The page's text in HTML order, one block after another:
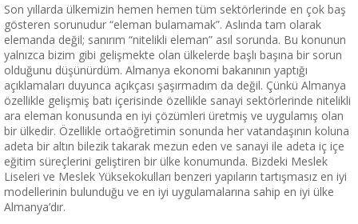
Son yıllarda ülkemizin hemen hemen tüm sektörlerinde en çok baş
gösteren sorunudur “eleman bulamamak”. Aslında tam olarak
elemanda değil; sanırım “nitelikli eleman” asıl sorunda. Bu konunun
yalnızca bizim gibi gelişmekte olan ülkelerde başlı başına bir sorun
olduğunu düşünürdüm. Almanya ekonomi bakanının yaptığı
açıklamaları duyunca açıkçası şaşırmadım da değil. Çünkü Almanya
özellikle gelişmiş batı içerisinde özellikle sanayi sektörlerinde nitelikli
ara eleman konusunda en iyi çözümleri üretmiş ve uygulamış olan
bir ülkedir. Özellikle ortaöğretimin sonunda her vatandaşının koluna
adeta bir altın bilezik takarak mezun eden ve sanayi ile adeta iç içe
eğitim süreçlerini geliştiren bir ülke konumunda. Bizdeki Meslek
Liseleri ve Meslek Yüksekokulları benzeri yapıların tartışmasız en iyi
modellerinin bulunduğu ve en iyi uygulamalarına sahip en iyi ülke
Almanya’dır.